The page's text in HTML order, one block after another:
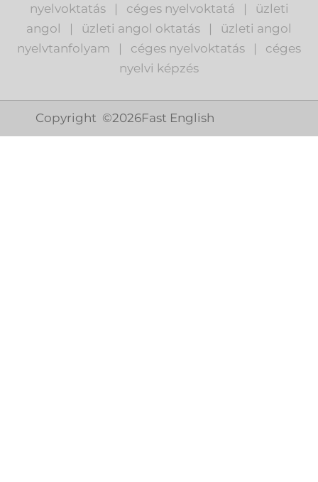
nyelvoktatás
| céges nyelvoktatá |
üzleti
angol
| üzleti angol oktatás |
üzleti angol
nyelvtanfolyam
| céges nyelvoktatás |
céges
nyelvi képzés
Copyright ©2026Fast English